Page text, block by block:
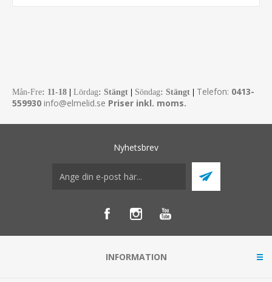
Mån-Fre: 11-18 Lördag: Stängt Söndag: Stängt Telefon: 0413-
559930 info@elmelid.se Priser inkl. moms.
Nyhetsbrev
INFORMATION